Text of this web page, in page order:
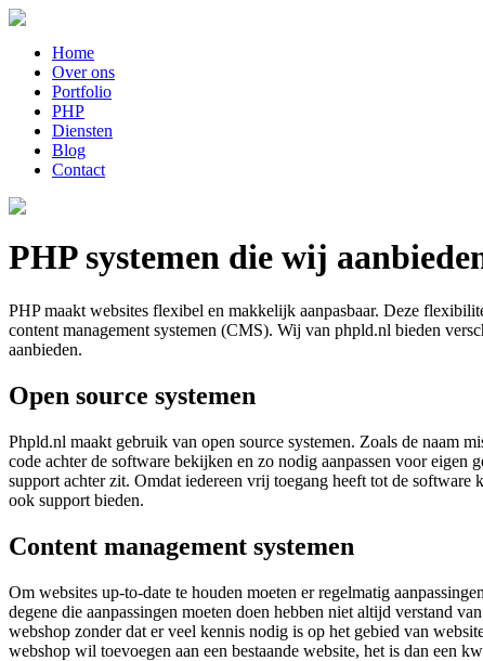
Home
Over ons
Portfolio
PHP
Diensten
Blog
Contact
PHP systemen die wij
PHP maakt websites flexibel en makkelijk aanpasbaar. Deze
content management systemen (CMS). Wij van phpld.nl bieden
aanbieden.
Open source systemen
Phpld.nl maakt gebruik van open source systemen. Zoals de naam
code achter de software bekijken en zo nodig aanpassen voor
support achter zit. Omdat iedereen vrij toegang heeft tot de
ook support bieden.
Content management systemen
Om websites up-to-date te houden moeten er regelmatig
degene die aanpassingen moeten doen hebben niet altijd verstand
webshop zonder dat er veel kennis nodig is op het gebied van
webshop wil toevoegen aan een bestaande website, het is dan een